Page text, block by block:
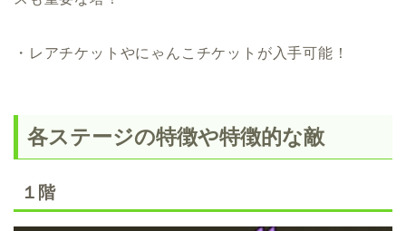
・レアチケットやにゃんこチケットが入手可能！
各ステージの特徴や特徴的な敵
１階